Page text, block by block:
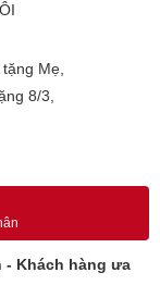
tặng Mẹ
8/3
- Khách hàng ưa